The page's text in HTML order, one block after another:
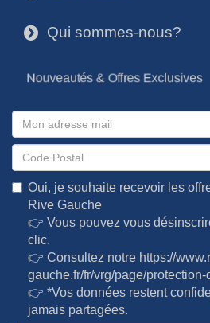
3 Qui sommes-nous?
Nouveautés & Offres Exclusives
Oui, je souhaite recevoir les
Rive Gauche
👉 Vous pouvez vous
clic.
👉 Consultez notre https://
gauche.fr/fr/vrg/page/
👉 *Vos données restent
jamais partagées.